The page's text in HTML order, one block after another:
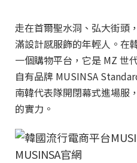
走在首爾聖水洞、弘大街頭
滿設計感服飾的年輕人。在
一個購物平台，它是 MZ 世
自有品牌 MUSINSA
南韓代表隊開閉幕式進場服
的實力。